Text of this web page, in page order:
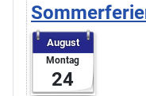
August
Montag
24